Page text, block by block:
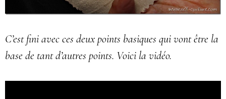
C’est fini avec ces deux points basiques qui vont être la
base de tant d’autres points. Voici la vidéo.